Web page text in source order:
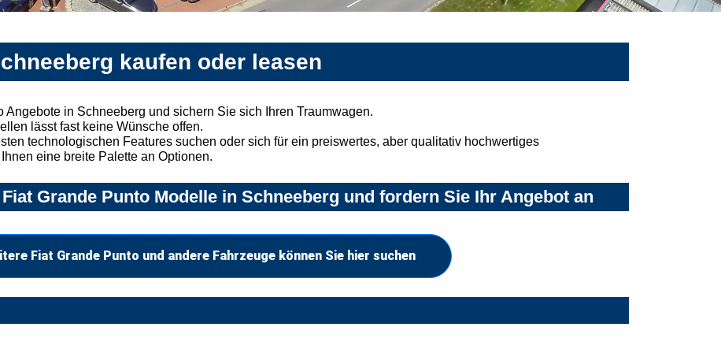
kaufen oder leasen
in Schneeberg und sichern Sie sich Ihren Traumwagen.
lässt fast keine Wünsche offen.
technologischen Features suchen oder sich für ein preiswertes, aber qualitativ hochwertiges
eine breite Palette an Optionen.
Grande Punto Modelle in Schneeberg und fordern Sie Ihr Angebot an
Fiat Grande Punto und andere Fahrzeuge können Sie hier suchen